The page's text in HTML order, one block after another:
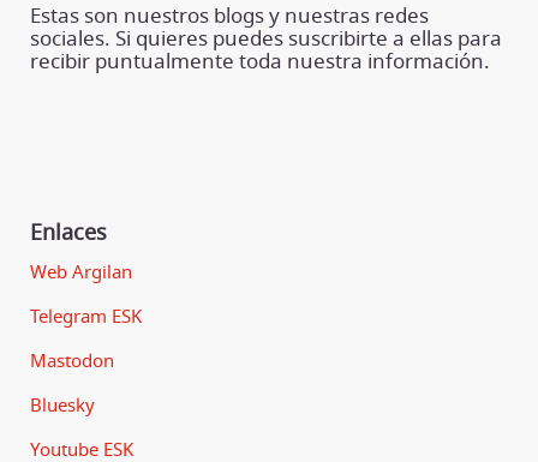
Estas son nuestros blogs y nuestras redes
sociales. Si quieres puedes suscribirte a ellas para
recibir puntualmente toda nuestra información.
Enlaces
Web Argilan
Telegram ESK
Mastodon
Bluesky
Youtube ESK